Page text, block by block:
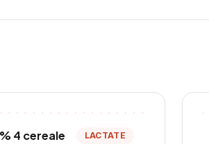
4 cereale
LACTATE